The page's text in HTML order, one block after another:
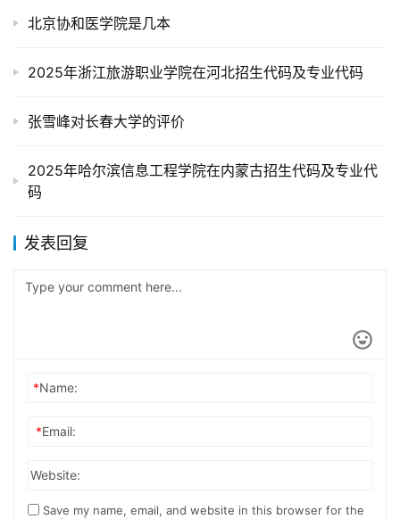
北京协和医学院是几本
2025年浙江旅游职业学院在河北招生代码及专业代码
张雪峰对长春大学的评价
2025年哈尔滨信息工程学院在内蒙古招生代码及专业代
码
发表回复
*Name:
*Email:
Website:
Save my name, email, and website in this browser for the